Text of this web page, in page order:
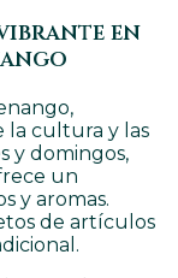
en
la cultura y las
y domingos,
un
y aromas.
de artículos